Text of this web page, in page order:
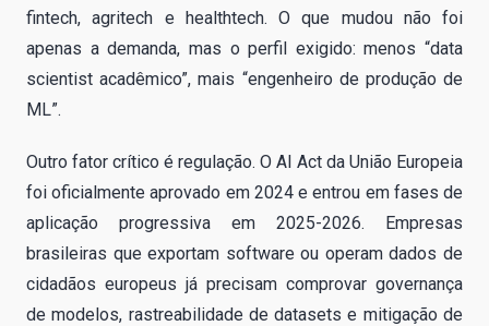
fintech, agritech e healthtech. O que mudou não foi
apenas a demanda, mas o perfil exigido: menos “data
scientist acadêmico”, mais “engenheiro de produção de
ML”.
Outro fator crítico é regulação. O AI Act da União Europeia
foi oficialmente aprovado em 2024 e entrou em fases de
aplicação progressiva em 2025-2026. Empresas
brasileiras que exportam software ou operam dados de
cidadãos europeus já precisam comprovar governança
de modelos, rastreabilidade de datasets e mitigação de